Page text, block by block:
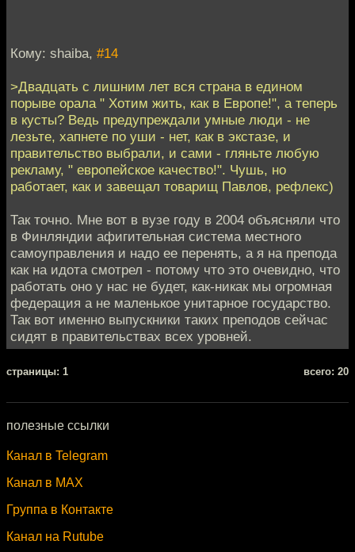
Кому: shaiba, #14
>Двадцать с лишним лет вся страна в едином
порыве орала " Хотим жить, как в Европе!", а теперь
в кусты? Ведь предупреждали умные люди - не
лезьте, хапнете по уши - нет, как в экстазе, и
правительство выбрали, и сами - гляньте любую
рекламу, " европейское качество!". Чушь, но
работает, как и завещал товарищ Павлов, рефлекс)
Так точно. Мне вот в вузе году в 2004 объясняли что
в Финляндии афигительная система местного
самоуправления и надо ее перенять, а я на препода
как на идота смотрел - потому что это очевидно, что
работать оно у нас не будет, как-никак мы огромная
федерация а не маленькое унитарное государство.
Так вот именно выпускники таких преподов сейчас
сидят в правительствах всех уровней.
cтраницы: 1 всего: 20
полезные ссылки
Канал в Telegram
Канал в MAX
Группа в Контакте
Канал на Rutube